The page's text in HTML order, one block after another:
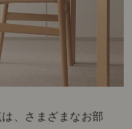
は、さまざまなお部